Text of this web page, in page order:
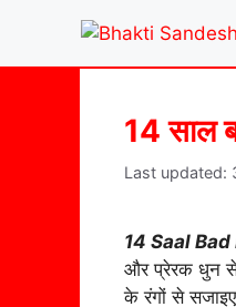
content
14 साल
14 Saal
और प्रेरक धुन से
के रंगों से